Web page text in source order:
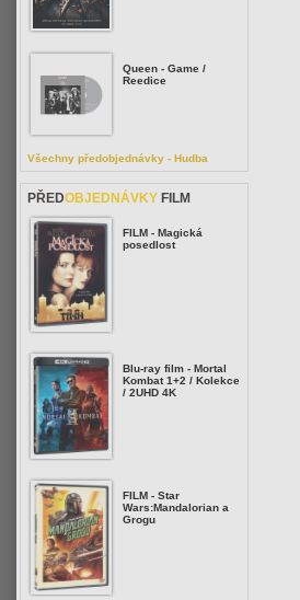
Queen - Game /
Reedice
Všechny předobjednávky - Hudba
PŘEDOBJEDNÁVKY FILM
FILM - Magická
posedlost
Blu-ray film - Mortal
Kombat 1+2 / Kolekce
/ 2UHD 4K
FILM - Star
Wars:Mandalorian a
Grogu